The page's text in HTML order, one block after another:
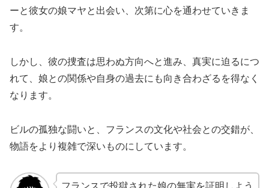
ーと彼女の娘マヤと出会い、次第に心を通わせていきま
す。
しかし、彼の捜査は思わぬ方向へと進み、真実に迫るにつ
れて、娘との関係や自身の過去にも向き合わざるを得なく
なります。
ビルの孤独な闘いと、フランスの文化や社会との交錯が、
物語をより複雑で深いものにしています。
フランスで投獄された娘の無実を証明しよう